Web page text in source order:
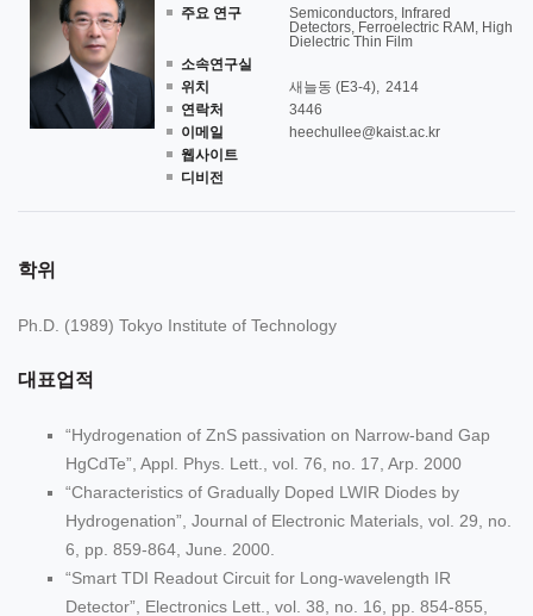
주요 연구
Semiconductors, Infrared
Detectors, Ferroelectric RAM, High
Dielectric Thin Film
소속연구실
위치
새늘동 (E3-4) 2414
연락처
3446
이메일
heechullee@kaist.ac.kr
웹사이트
디비전
학위
Ph.D. (1989) Tokyo Institute of Technology
대표업적
“Hydrogenation of ZnS passivation on Narrow-band Gap
HgCdTe”, Appl. Phys. Lett., vol. 76, no. 17, Arp. 2000
“Characteristics of Gradually Doped LWIR Diodes by
Hydrogenation”, Journal of Electronic Materials, vol. 29, no.
6, pp. 859-864, June. 2000.
“Smart TDI Readout Circuit for Long-wavelength IR
Detector”, Electronics Lett., vol. 38, no. 16, pp. 854-855,